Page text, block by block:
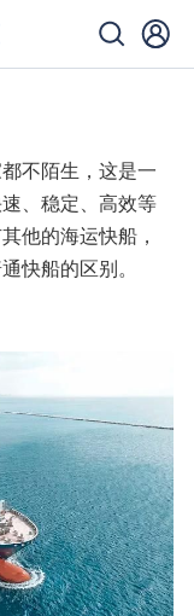
不陌生，这是一
、稳定、高效等
他的海运快船，
快船的区别。